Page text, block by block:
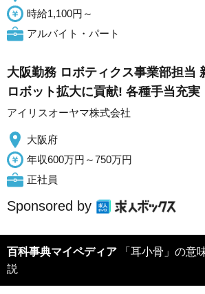
時給1,100円～
アルバイト・パート
大阪勤務 ロボティクス事業部担当
ロボット拡大に貢献! 各種手当充実
アイリスオーヤマ株式会社
大阪府
年収600万円～750万円
正社員
Sponsored by
百科事典マイペディア
説